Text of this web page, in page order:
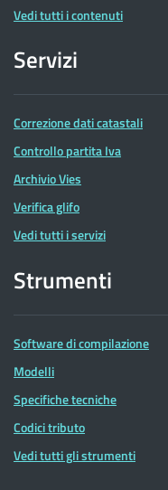
Vedi tutti i contenuti
Servizi
Correzione dati catastali
Controllo partita Iva
Archivio Vies
Verifica glifo
Vedi tutti i servizi
Strumenti
Software di compilazione
Modelli
Specifiche tecniche
Codici tributo
Vedi tutti gli strumenti